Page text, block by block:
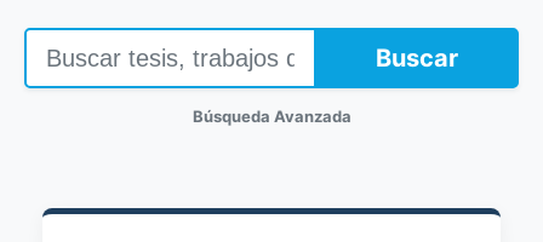
Buscar
Búsqueda Avanzada